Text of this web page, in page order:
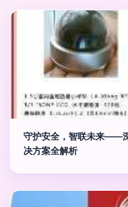
守护安全，智联未来——
决方案全解析